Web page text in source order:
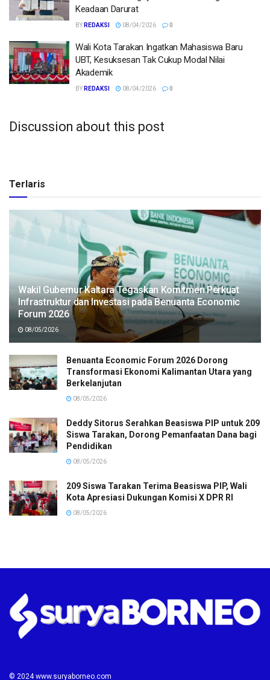
Keadaan Darurat
BY REDAKSI 08/04/2026 0
Wali Kota Tarakan Ingatkan Mahasiswa Baru
UBT, Kesuksesan Tak Cukup Modal Nilai
Akademik
BY REDAKSI 08/04/2026 0
Discussion about this post
Terlaris
Wakil Gubernur Kaltara Tegaskan Komitmen Perkuat
Infrastruktur dan Investasi pada Benuanta Economic
Forum 2026
08/05/2026
Benuanta Economic Forum 2026 Dorong
Transformasi Ekonomi Kalimantan Utara yang
Berkelanjutan
08/05/2026
Deddy Sitorus Serahkan Beasiswa PIP untuk 209
Siswa Tarakan, Dorong Pemanfaatan Dana bagi
Pendidikan
08/05/2026
209 Siswa Tarakan Terima Beasiswa PIP, Wali
Kota Apresiasi Dukungan Komisi X DPR RI
08/05/2026
© 2024 www.suryaborneo.com